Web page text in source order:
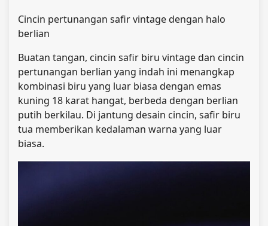
Cincin pertunangan safir vintage dengan halo
berlian
Buatan tangan, cincin safir biru vintage dan cincin
pertunangan berlian yang indah ini menangkap
kombinasi biru yang luar biasa dengan emas
kuning 18 karat hangat, berbeda dengan berlian
putih berkilau. Di jantung desain cincin, safir biru
tua memberikan kedalaman warna yang luar
biasa.